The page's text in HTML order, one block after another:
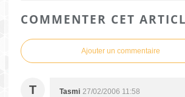
COMMENTER CET
Ajouter un commentaire
T Tasmi 27/02/2006 11:58